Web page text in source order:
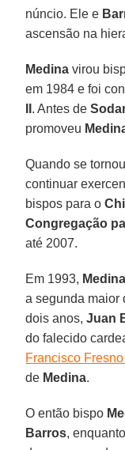
núncio. Ele e
ascensão na
Medina virou
em 1984 e foi
. Antes de
promoveu
Quando se
continuar
bispos para o
Congregação
até 2007.
Em 1993, Medina
a segunda
dois anos,Juan
do falecido
Francisco
de Medina.
O então bispo
Barros,